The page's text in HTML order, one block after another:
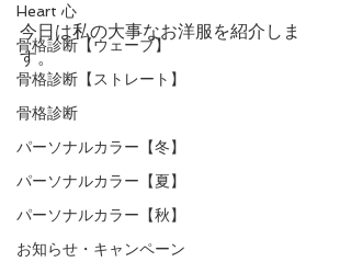
Heart 心
骨格診断【ウェーブ】
骨格診断【ストレート】
骨格診断
パーソナルカラー【冬】
パーソナルカラー【夏】
パーソナルカラー【秋】
お知らせ・キャンペーン
今日は私の大事なお洋服を紹介しま
す。